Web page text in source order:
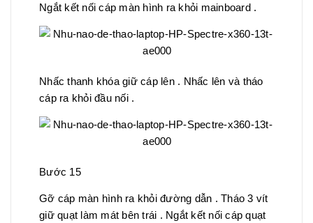
Ngắt kết nối cáp màn hình ra khỏi mainboard .
Nhấc thanh khóa giữ cáp lên . Nhấc lên và tháo
cáp ra khỏi đầu nối .
Bước 15
Gỡ cáp màn hình ra khỏi đường dẫn . Tháo 3 vít
giữ quạt làm mát bên trái . Ngắt kết nối cáp quạt